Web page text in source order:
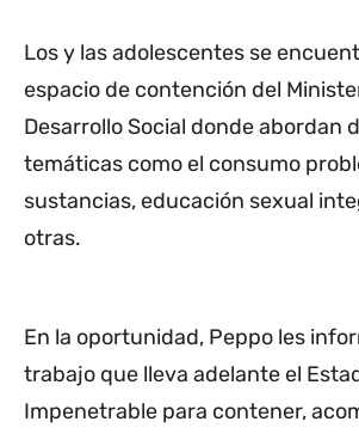
Los y las adolescentes se
espacio de contención del
Desarrollo Social donde abordan
temáticas como el consumo
sustancias, educación sexual
otras.
En la oportunidad, Peppo les
trabajo que lleva adelante el
Impenetrable para contener,